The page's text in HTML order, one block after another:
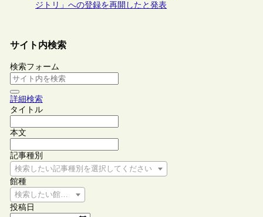
ジトリ」への登録を再開したと発表
サイト内検索
検索フォーム
詳細検索
タイトル
本文
記事種別
検索したい記事種別を選択してください
館種
検索したい館種を選択してください
投稿日